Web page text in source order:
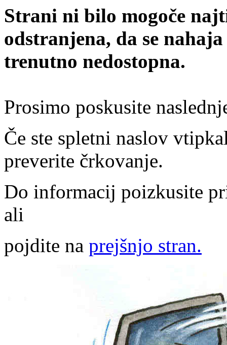
Strani ni bilo mogoče
odstranjena, da se
trenutno nedostopna.
Prosimo poskusite
Če ste spletni naslov
preverite črkovanje.
Do informacij poizkusite
ali
pojdite na prejšnjo stran.